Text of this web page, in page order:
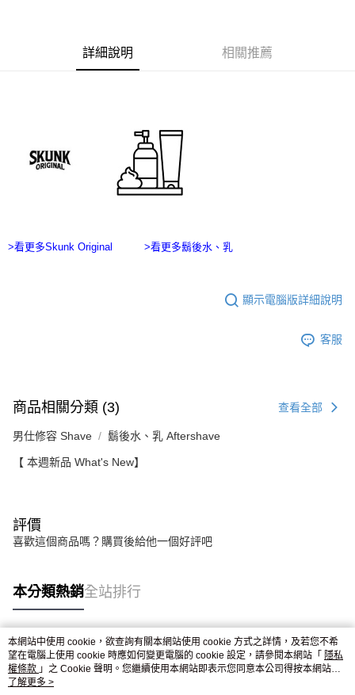
※ 請注意：結帳手續完成當下不需立刻繳費，但若您需要取消訂單，請聯絡
【注意事項】
１．透過由恩沛科技股份有限公司提供之「AFTEE先享後付」服務完成之交
易，需依本服務之必要範圍內提供個人資料，並將交易相關給付款項請求債
權轉讓予恩沛科技股份有限公司。
「AFTEE先享後付」，若未經同意申辦者引起之損失，本公司不負相關責
時審查核予不同之上限額度；若仍有額度不足之情形，本公司將視審查結果
恩沛科技股份有限公司將有權停止該用戶之使用額度並採取法律行動。
每筆NT$100，滿NT$2,500(含以上)免運費
詳細說明 相關推薦
>看更多Skunk Original >看更多鬍後水、乳
顯示電腦版詳細說明
客服
商品相關分類 (3) 查看全部
男仕修容 Shave 鬍後水、乳 Aftershave
【 本週新品 What's New】
評價
喜歡這個商品嗎？購買後給他一個好評吧
本分類熱銷全站排行
熱門標籤
本網站中使用 cookie，欲查詢有關本網站使用 cookie 方式之詳情，及若您不希
望在電腦上使用 cookie 時應如何變更電腦的 cookie 設定，請參閱本網站「 隱私
權條款 」之 Cookie 聲明。您繼續使用本網站即表示您同意本公司得按本網站使
用條款之 Cookie 聲明使用 cookie。
了解更多 >